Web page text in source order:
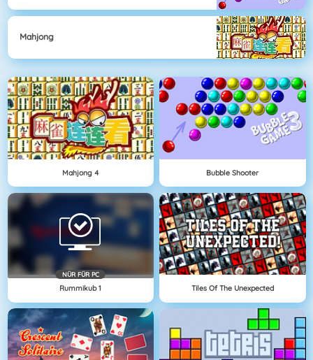
Mahjong
Mahjong 4 Bubble Shooter
NÜR FÜR PC
Rummikub 1 Tiles Of The Unexpected